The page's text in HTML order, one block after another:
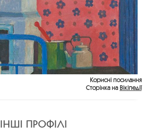
Корисні посилання
Сторінка на Вікіпедії
ІНШІ ПРОФІЛІ